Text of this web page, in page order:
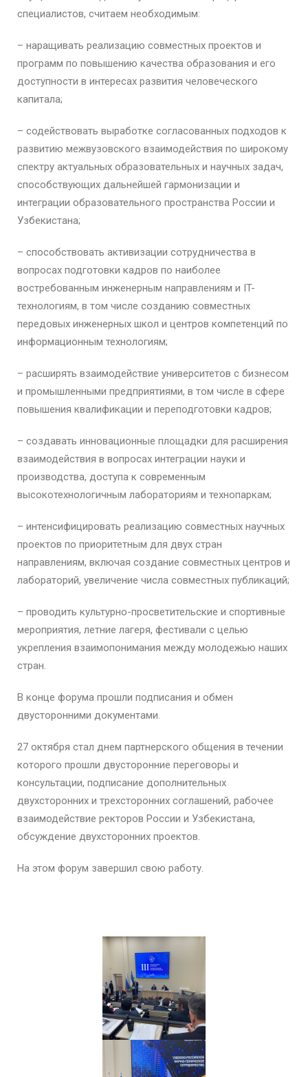
специалистов, считаем необходимым:
– наращивать реализацию совместных проектов и
программ по повышению качества образования и его
доступности в интересах развития человеческого
капитала;
– содействовать выработке согласованных подходов к
развитию межвузовского взаимодействия по широкому
спектру актуальных образовательных и научных задач,
способствующих дальнейшей гармонизации и
интеграции образовательного пространства России и
Узбекистана;
– способствовать активизации сотрудничества в
вопросах подготовки кадров по наиболее
востребованным инженерным направлениям и IT-
технологиям, в том числе созданию совместных
передовых инженерных школ и центров компетенций по
информационным технологиям;
– расширять взаимодействие университетов с бизнесом
и промышленными предприятиями, в том числе в сфере
повышения квалификации и переподготовки кадров;
– создавать инновационные площадки для расширения
взаимодействия в вопросах интеграции науки и
производства, доступа к современным
высокотехнологичным лабораториям и технопаркам;
– интенсифицировать реализацию совместных научных
проектов по приоритетным для двух стран
направлениям, включая создание совместных центров и
лабораторий, увеличение числа совместных публикаций;
– проводить культурно-просветительские и спортивные
мероприятия, летние лагеря, фестивали с целью
укрепления взаимопонимания между молодежью наших
стран.
В конце форума прошли подписания и обмен
двусторонними документами.
27 октября стал днем партнерского общения в течении
которого прошли двусторонние переговоры и
консультации, подписание дополнительных
двухсторонних и трехсторонних соглашений, рабочее
взаимодействие ректоров России и Узбекистана,
обсуждение двухсторонних проектов.
На этом форум завершил свою работу.